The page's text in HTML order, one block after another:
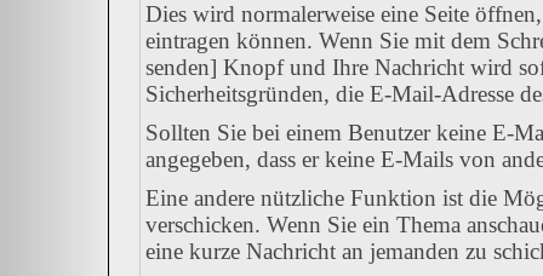
Dies wird normalerweise eine Seite
eintragen können. Wenn Sie mit dem
senden] Knopf und Ihre Nachricht wird
Sicherheitsgründen, die E-Mail-Adresse
Sollten Sie bei einem Benutzer keine E-
angegeben, dass er keine E-Mails von
Eine andere nützliche Funktion ist die
verschicken. Wenn Sie ein Thema
eine kurze Nachricht an jemanden zu